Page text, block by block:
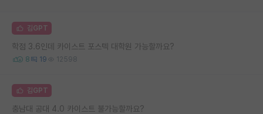
김GPT
학점 3.6인데 카이스트 포스텍 대학원 가능할까요?
8 19 12598
김GPT
충남대 공대 4.0 카이스트 불가능할까요?